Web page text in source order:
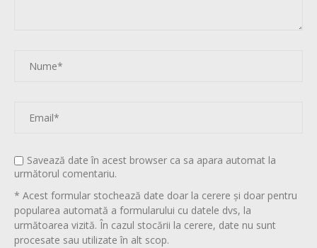
Savează date în acest browser ca sa apara automat la
următorul comentariu.
* Acest formular stochează date doar la cerere și doar pentru
popularea automată a formularului cu datele dvs, la
următoarea vizită. În cazul stocării la cerere, date nu sunt
procesate sau utilizate în alt scop.